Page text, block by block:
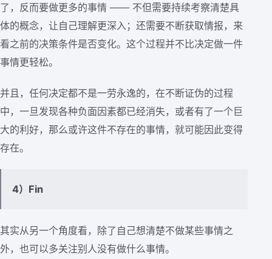
了，反而要做更多的事情 —— 不但需要持续考察清楚具
体的概念，让自己理解更深入；还需要不断获取情报，来
看之前的决策条件是否变化。这个过程并不比决定做一件
事情更轻松。
并且，任何决定都不是一劳永逸的，在不断证伪的过程
中，一旦发现各种负面因素都已经消失，或者有了一个巨
大的利好，那么或许这件不存在的事情，就可能因此变得
存在。
4）Fin
其实从另一个角度看，除了自己想清楚不做某些事情之
外，也可以多关注别人没有做什么事情。